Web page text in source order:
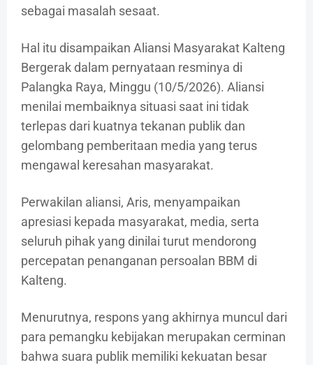
sebagai masalah sesaat.
Hal itu disampaikan Aliansi Masyarakat Kalteng
Bergerak dalam pernyataan resminya di
Palangka Raya, Minggu (10/5/2026). Aliansi
menilai membaiknya situasi saat ini tidak
terlepas dari kuatnya tekanan publik dan
gelombang pemberitaan media yang terus
mengawal keresahan masyarakat.
Perwakilan aliansi, Aris, menyampaikan
apresiasi kepada masyarakat, media, serta
seluruh pihak yang dinilai turut mendorong
percepatan penanganan persoalan BBM di
Kalteng.
Menurutnya, respons yang akhirnya muncul dari
para pemangku kebijakan merupakan cerminan
bahwa suara publik memiliki kekuatan besar